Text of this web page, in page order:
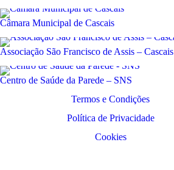
Câmara Municipal de Cascais
Associação São Francisco de Assis – Cascais
Centro de Saúde da Parede – SNS
Termos e Condições
Política de Privacidade
Cookies